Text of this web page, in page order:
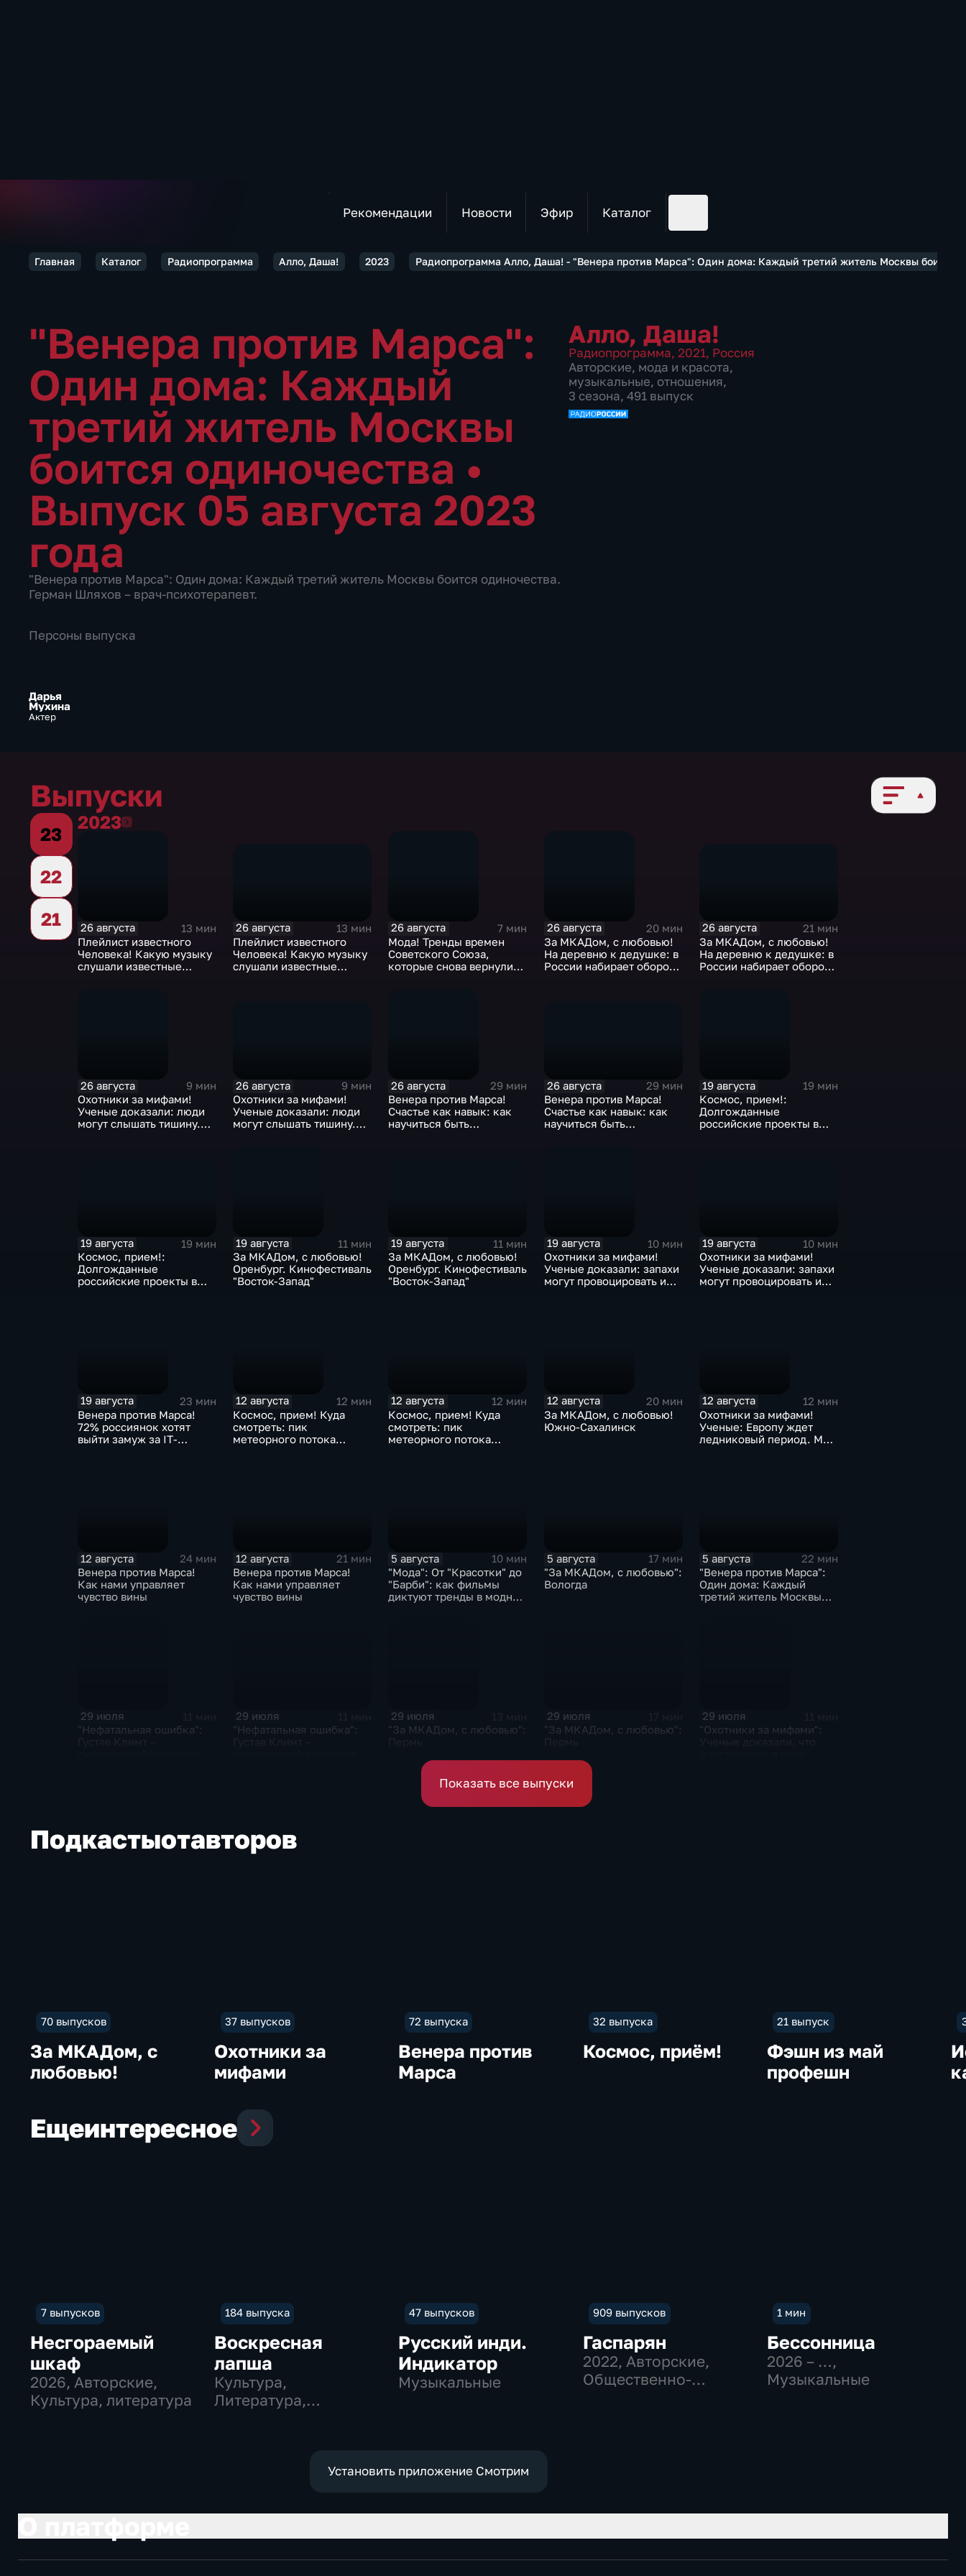
Рекомендации Новости Эфир Каталог
Главная Каталог Радиопрограмма Алло, Даша! 2023 Радиопрограмма Алло, Даша! - "Венера против Марса": Один дома: Каждый третий житель Москвы боится
"Венера против Марса":
Один дома: Каждый
третий житель Москвы
боится одиночества •
Выпуск 05 августа 2023
года
"Венера против Марса": Один дома: Каждый третий житель Москвы боится одиночества.
Герман Шляхов – врач-психотерапевт.
Алло, Даша!
Радиопрограмма, 2021, Россия
Авторские, мода и красота,
музыкальные, отношения,
3 сезона, 491 выпуск
Персоны выпуска
Дарья
Мухина
Актер
Выпуски
23
22
21
20232023
26 августа
13 мин
Плейлист известного
Человека! Какую музыку
слушали известные
26 августа
13 мин
Плейлист известного
Человека! Какую музыку
слушали известные
26 августа
7 мин
Мода! Тренды времен
Советского Союза,
которые снова вернулись
26 августа
20 мин
За МКАДом, с любовью!
На деревню к дедушке: в
России набирает обороты
26 августа
21 мин
За МКАДом, с любовью!
На деревню к дедушке: в
России набирает обороты
26 августа
9 мин
Охотники за мифами!
Ученые доказали: люди
могут слышать тишину.
26 августа
9 мин
Охотники за мифами!
Ученые доказали: люди
могут слышать тишину.
26 августа
29 мин
Венера против Марса!
Счастье как навык: как
научиться быть
26 августа
29 мин
Венера против Марса!
Счастье как навык: как
научиться быть
19 августа
19 мин
Космос, прием!:
Долгожданные
российские проекты в
19 августа
19 мин
Космос, прием!:
Долгожданные
российские проекты в
19 августа
11 мин
За МКАДом, с любовью!
Оренбург. Кинофестиваль
"Восток-Запад"
19 августа
11 мин
За МКАДом, с любовью!
Оренбург. Кинофестиваль
"Восток-Запад"
19 августа
10 мин
Охотники за мифами!
Ученые доказали: запахи
могут провоцировать и
19 августа
10 мин
Охотники за мифами!
Ученые доказали: запахи
могут провоцировать и
19 августа
23 мин
Венера против Марса!
72% россиянок хотят
выйти замуж за IT-
12 августа
12 мин
Космос, прием! Куда
смотреть: пик
метеорного потока
12 августа
12 мин
Космос, прием! Куда
смотреть: пик
метеорного потока
12 августа
20 мин
За МКАДом, с любовью!
Южно-Сахалинск
12 августа
12 мин
Охотники за мифами!
Ученые: Европу ждет
ледниковый период. Миф
12 августа
24 мин
Венера против Марса!
Как нами управляет
чувство вины
12 августа
21 мин
Венера против Марса!
Как нами управляет
чувство вины
5 августа
10 мин
"Мода": От "Красотки" до
"Барби": как фильмы
диктуют тренды в модном
5 августа
17 мин
"За МКАДом, с любовью":
Вологда
5 августа
22 мин
"Венера против Марса":
Один дома: Каждый
третий житель Москвы
29 июля
"Нефатальная ошибка":
29 июля
"Нефатальная ошибка":
29 июля
"За МКАДом, с любовью":
29 июля
"За МКАДом, с любовью":
29 июля
"Охотники за мифами":
Показать все выпуски
Подкастыотавторов
70 выпусков
За МКАДом, с
любовью!
37 выпусков
Охотники за
мифами
72 выпуска
Венера против
Марса
32 выпуска
Космос, приём!
21 выпуск
Фэшн из май
профешн
Ещеинтересное
7 выпусков
Несгораемый
шкаф
2026, Авторские,
Культура, литература
184 выпуска
Воскресная
лапша
Культура,
Литература,
47 выпусков
Русский инди.
Индикатор
Музыкальные
909 выпусков
Гаспарян
2022, Авторские,
Общественно-
1 мин
Бессонница
2026 – …,
Музыкальные
Установить приложение Смотрим